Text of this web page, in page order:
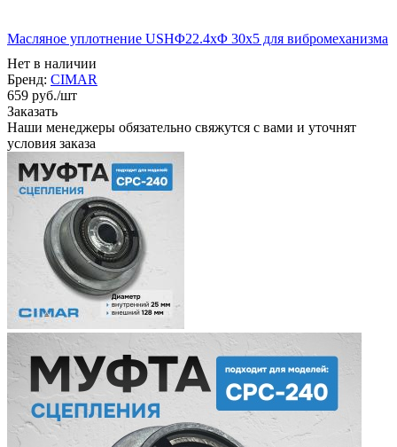
Масляное уплотнение USHΦ22.4xΦ 30x5 для вибромеханизма
Нет в наличии
Бренд: CIMAR
659 руб./шт
Заказать
Наши менеджеры обязательно свяжутся с вами и уточнят
условия заказа